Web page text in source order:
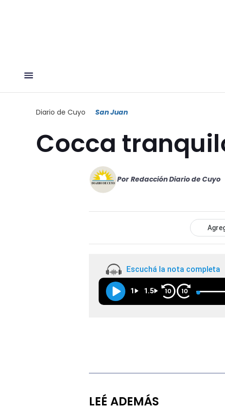
Diario de Cuyo San Juan
Cocca
Por Redacción Diario de Cuyo
Escuchá la nota completa
1 1.5 10 10
LEÉ ADEMÁS